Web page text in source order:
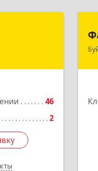
46
2
Назрань г,
Подробнее